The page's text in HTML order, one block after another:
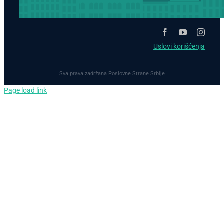
Uslovi korišćenja
Sva prava zadržana Poslovne Strane Srbije
Page load link